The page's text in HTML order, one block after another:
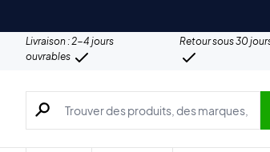
Livraison : 2-4 jours
ouvrables
Retour sous 30
Recherche de produits, de marques, etc.